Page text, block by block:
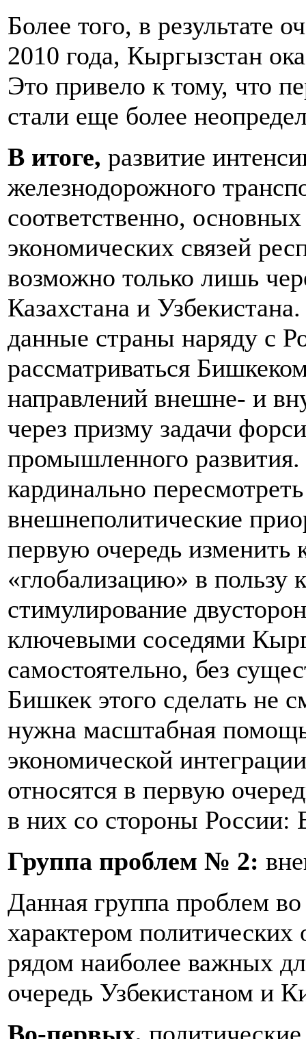
Более того, в результате
2010 года, Кыргызстан
Это привело к тому, что
стали еще более
В итоге, развитие
железнодорожного
соответственно,
экономических связей
возможно только лишь
Казахстана и
данные страны наряду с
рассматриваться
направлений внешне- и
через призму задачи
промышленного развития.
кардинально
внешнеполитические
первую очередь изменить
«глобализацию» в пользу
стимулирование
ключевыми соседями
самостоятельно, без
Бишкек этого сделать не
нужна масштабная
экономической
относятся в первую
в них со стороны
Группа проблем № 2:
Данная группа проблем
характером
рядом наиболее важных
очередь Узбекистаном и